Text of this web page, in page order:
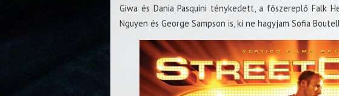
Giwa és Dania Pasquini ténykedett, a főszereplő Falk
Nguyen és George Sampson is, ki ne hagyjam Sofia